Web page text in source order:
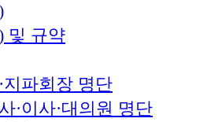
및 규약
지파회장 명단
·이사·대의원 명단